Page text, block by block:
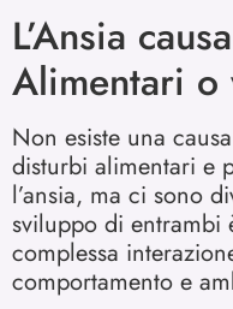
L’Ansia
Alimentari o
Non esiste una
disturbi alimentari e
l’ansia, ma ci sono
sviluppo di entrambi
complessa
comportamento e